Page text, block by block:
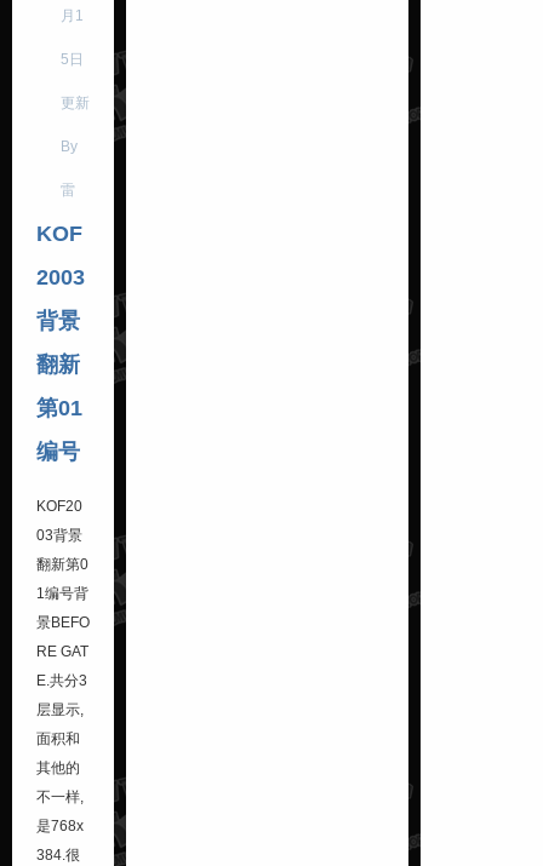
月1
5日
更新
By
雷
KOF
2003
背景
翻新
第01
编号
KOF20
03背景
翻新第0
1编号背
景BEFO
RE GAT
E.共分3
层显示,
面积和
其他的
不一样,
是768x
384.很